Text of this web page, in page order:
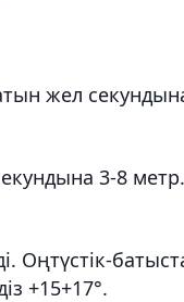
жел
3-8 метр.
Оңтүстік-
+15+17°.